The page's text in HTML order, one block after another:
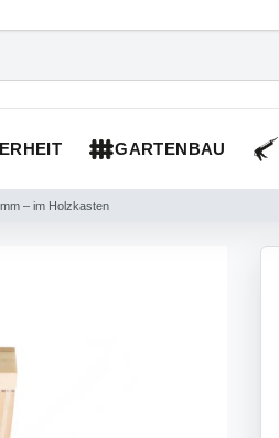
GARTENBAU
– im Holzkasten